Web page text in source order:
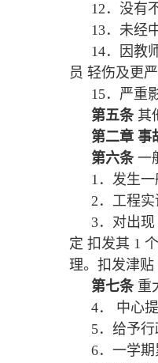
12．没有
13．未经
14．因教
员 轻伤及更
15．严重
第五条其
第二章 事
第六条一
1．发生
2．工程
3．对出
定 扣发其 1
理。扣发津贴
第七条重
4． 中心
5．给予
6．一学